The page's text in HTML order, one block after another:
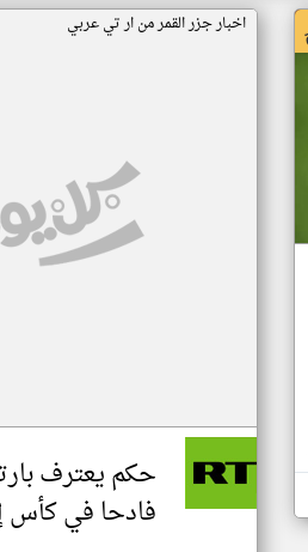
اخبار جزر القمر من ار تي عربي
حكم يعترف
فادحا في كأس